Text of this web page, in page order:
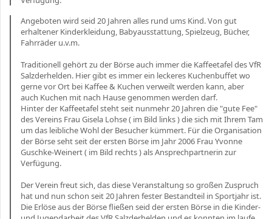
Angeboten wird seid 20 Jahren alles rund ums Kind. Von gut
erhaltener Kinderkleidung, Babyausstattung, Spielzeug, Bücher,
Fahrräder u.v.m.
Traditionell gehört zu der Börse auch immer die Kaffeetafel des VfR
Salzderhelden. Hier gibt es immer ein leckeres Kuchenbuffet wo
gerne vor Ort bei Kaffee & Kuchen verweilt werden kann, aber
auch Kuchen mit nach Hause genommen werden darf.
Hinter der Kaffeetafel steht seit nunmehr 20 Jahren die "gute Fee"
des Vereins Frau Gisela Lohse ( im Bild links ) die sich mit Ihrem Tam
um das leibliche Wohl der Besucher kümmert. Für die Organisation
der Börse seht seit der ersten Börse im Jahr 2006 Frau Yvonne
Guschke-Weinert ( im Bild rechts ) als Ansprechpartnerin zur
Verfügung.
Der Verein freut sich, das diese Veranstaltung so großen Zuspruch
hat und nun schon seit 20 Jahren fester Bestandteil in Sportjahr ist.
Die Erlöse aus der Börse fließen seid der ersten Börse in die Kinder-